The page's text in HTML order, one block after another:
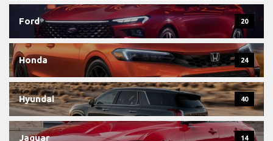
Ford 20
Honda 24
Hyundai 40
Jaguar 14